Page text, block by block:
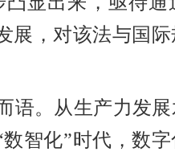
展，对该法与国
语。从生产力发
数智化”时代，数字